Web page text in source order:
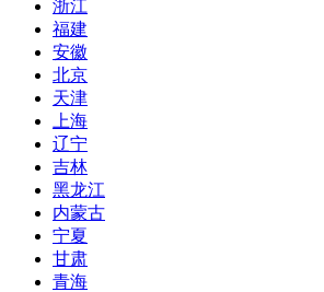
浙江
福建
安徽
北京
天津
上海
辽宁
吉林
黑龙江
内蒙古
宁夏
甘肃
青海